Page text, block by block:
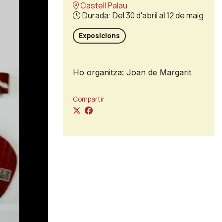
Castell Palau
Durada: Del 30 d'abril al 12 de maig
Exposicions
Ho organitza: Joan de Margarit
Compartir